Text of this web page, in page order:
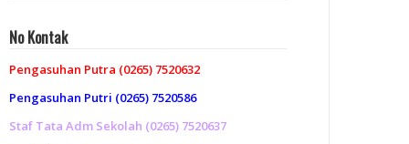
No Kontak
Pengasuhan Putra (0265) 7520632
Pengasuhan Putri (0265) 7520586
Staf Tata Adm Sekolah (0265) 7520637